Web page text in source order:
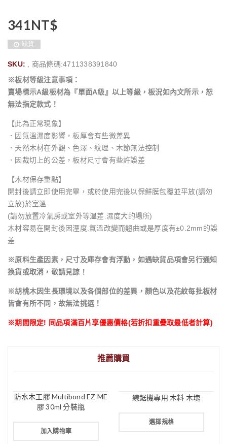
341NT$
缺貨
SKU:
, 商品條碼:4711338391840
※板材等級注意事項：
賣場標示A級板材為『單面A級』以上等級，板況如內文所示，恕
無法指定款式！
【此為正常現象】
．因氣溫濕度影響，板厚會有些微差異
．天然木材在外觀、色澤、紋理、木節無法控制
．因裁切上的公差，板材尺寸會有些許誤差
【木材保存重點】
開封後請立即使用完畢，或於使用完後以保鮮膜包覆並平放(請勿
立放)於室溫
(請勿放置冷氣房或室外等溫差.濕度大的場所)
木材容易在開封後因溼度.氣溫改變而翹曲或是厚度有±0.2mm的誤
差
※原料生產因素，尺寸及庫存會有浮動，如遇缺貨品項會另行通知
換貨或取消，敬請見諒！
※胡桃木因生長環境以及各個部位的差異，顏色以及花紋每批板材
皆會有所不同，故無法挑選！
※期間限定! 同品項滿百片享優惠價格(若折扣重疊取最低者計算)
推薦購買
防水木工膠 Multibond EZ ME
膠 30ml 分裝瓶
加入購物車
線鋸機專用 木料 木塊
選擇規格